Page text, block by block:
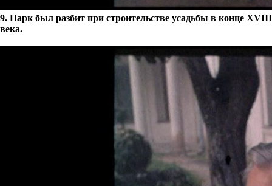
9. Парк был разбит при строительстве усадьбы в конце XVIII
века.